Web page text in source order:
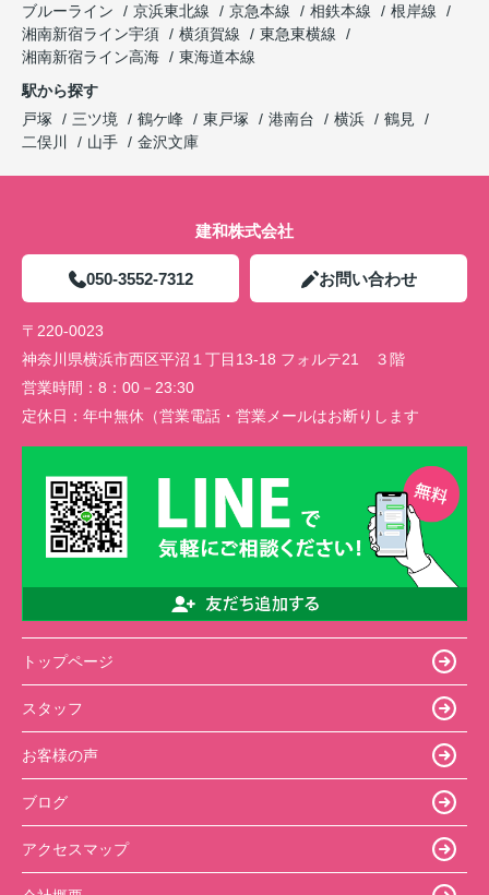
ブルーライン
京浜東北線 京急本線 相鉄本線
根岸線
湘南新宿ライン宇須
横須賀線
東急東横線
湘南新宿ライン高海
東海道本線
駅から探す
戸塚
三ツ境 鶴ケ峰 東戸塚 港南台 横浜
鶴見
二俣川
山手 金沢文庫
建和株式会社
050-3552-7312 お問い合わせ
〒220-0023
神奈川県横浜市西区平沼１丁目13-18 フォルテ21 ３階
営業時間： 8：00－23:30
定休日： 年中無休（営業電話・営業メールはお断りします
トップページ
スタッフ
お客様の声
ブログ
アクセスマップ